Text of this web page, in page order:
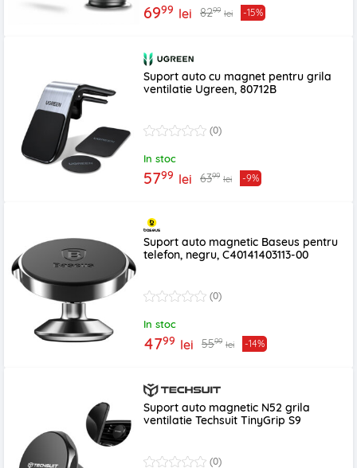
6999 lei 8299 lei -15%
Suport auto cu magnet pentru grila
ventilatie Ugreen, 80712B
(0)
In stoc
5799 lei 6399 lei -9%
Suport auto magnetic Baseus pentru
telefon, negru, C40141403113-00
(0)
In stoc
4799 lei 5599 lei -14%
Suport auto magnetic N52 grila
ventilatie Techsuit TinyGrip S9
(0)